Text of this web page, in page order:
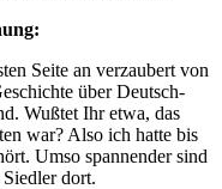
Seite an verzaubert von
über Deutsch-
Wußtet Ihr etwa, das
war? Also ich hatte bis
Umso spannender sind
dort.